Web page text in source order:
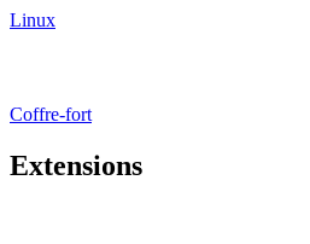
Linux
Coffre-fort
Extensions